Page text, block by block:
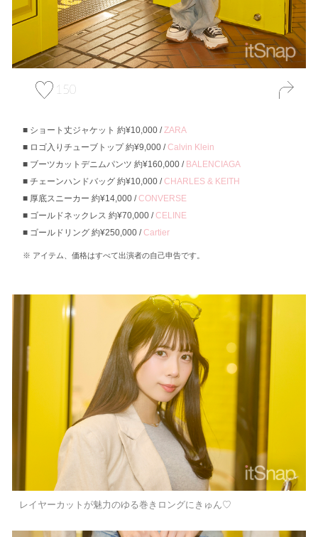
150
ショート丈ジャケット 約¥10,000 /ZARA
ロゴ入りチューブトップ 約¥9,000 /Calvin Klein
ブーツカットデニムパンツ 約¥160,000 / BALENCIAGA
チェーンハンドバッグ 約¥10,000 /CHARLES & KEITH
厚底スニーカー 約¥14,000 /CONVERSE
ゴールドネックレス 約¥70,000 /CELINE
ゴールドリング 約¥250,000 /Cartier
アイテム、価格はすべて出演者の自己申告です。
レイヤーカットが魅力のゆる巻きロングにきゅん♡